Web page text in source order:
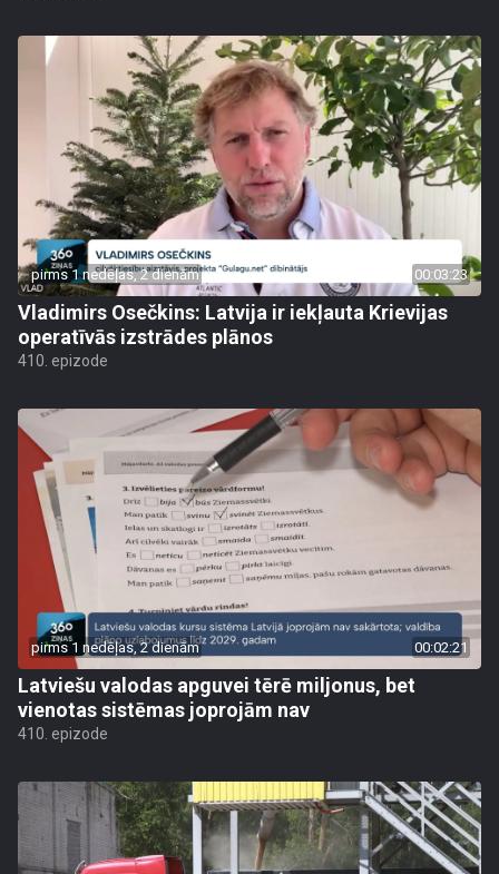
pirms 1 nedēļas, 2 dienām 00:03:23
Vladimirs Osečkins: Latvija ir iekļauta Krievijas
operatīvās izstrādes plānos
410. epizode
pirms 1 nedēļas, 2 dienām 00:02:21
Latviešu valodas apguvei tērē miljonus, bet
vienotas sistēmas joprojām nav
410. epizode